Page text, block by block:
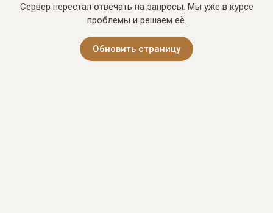
Сервер перестал отвечать на запросы. Мы уже в курсе
проблемы и решаем её.
Обновить страницу